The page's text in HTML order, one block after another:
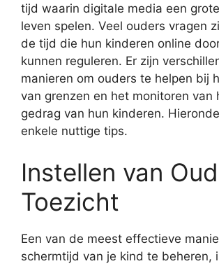
tijd waarin digitale media een
leven spelen. Veel ouders vragen
de tijd die hun kinderen online
kunnen reguleren. Er zijn
manieren om ouders te helpen bij
van grenzen en het monitoren van
gedrag van hun kinderen.
enkele nuttige tips.
Instellen van
Toezicht
Een van de meest effectieve
schermtijd van je kind te beheren,